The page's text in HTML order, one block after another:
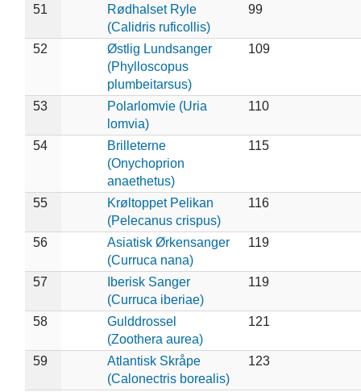
51
Rødhalset Ryle
(Calidris ruficollis)
99
52
Østlig Lundsanger
(Phylloscopus
plumbeitarsus)
109
53
Polarlomvie (Uria
lomvia)
110
54
Brilleterne
(Onychoprion
anaethetus)
115
55
Krøltoppet Pelikan
(Pelecanus crispus)
116
56
Asiatisk Ørkensanger
(Curruca nana)
119
57
Iberisk Sanger
(Curruca iberiae)
119
58
Gulddrossel
(Zoothera aurea)
121
59
Atlantisk Skråpe
(Calonectris borealis)
123